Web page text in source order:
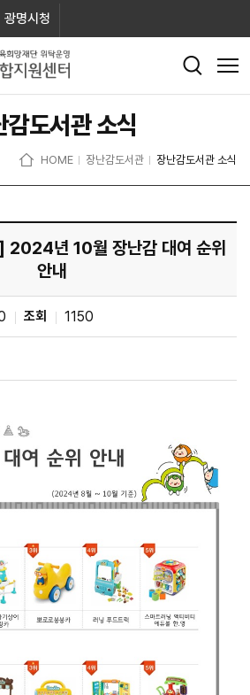
광명시청
감도서관 소식
HOME 장난감도서관 장난감도서관 소식
2024년 10월 장난감 대여 순위
안내
조회 1150